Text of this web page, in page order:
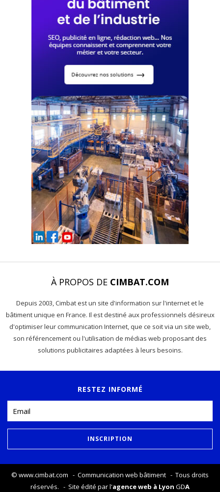
À PROPOS DE CIMBAT.COM
Depuis 2003, Cimbat est un site d'information sur l'internet et le
bâtiment unique en France. Il est destiné aux professionnels désireux
d'optimiser leur communication Internet, que ce soit via un site web,
son référencement ou l'utilisation de médias web proposant des
solutions publicitaires adaptées à leurs besoins.
RESTEZ INFORMÉ
© www.cimbat.com - Communication web bâtiment - Tous droits
réservés. - Site édité par l'agence web à Lyon GDA